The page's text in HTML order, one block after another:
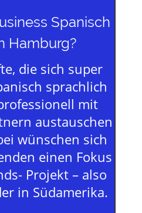
Spanisch
Hamburg?
die sich super
sprachlich
mit
austauschen
wünschen sich
einen Fokus
Projekt – also
in Südamerika.